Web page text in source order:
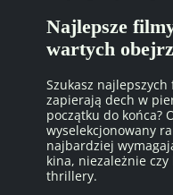
Najlepsze
wartych
Szukasz
zapierają dech w
początku do końca?
wyselekcjonowany
najbardziej
kina, niezależnie
thrillery.